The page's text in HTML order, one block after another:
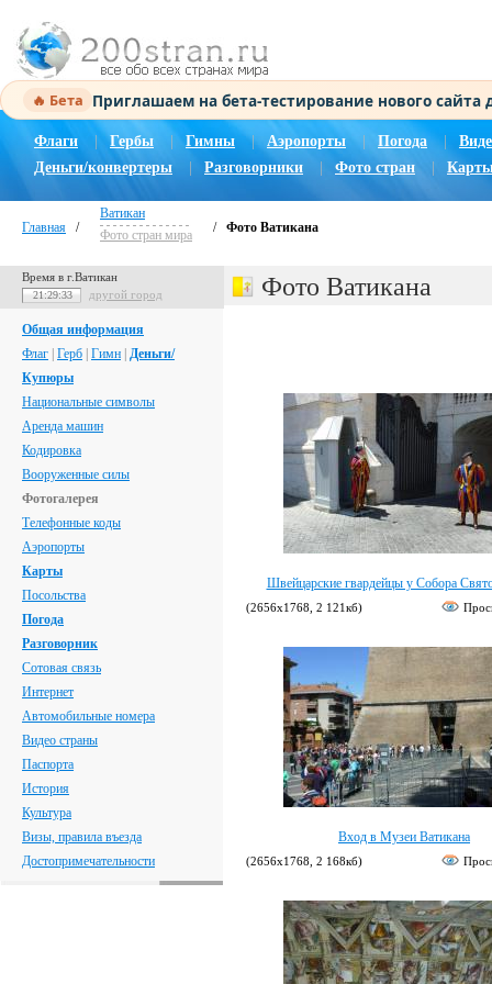
🔥 Бета Приглашаем на бета-тестирование нового
Флаги Гербы Гимны | Аэропорты Погода |
Деньги/конвертеры
Разговорники Фото стран
Главная /
Ватикан
Фото стран мира
/ Фото Ватикана
Время в г.Ватикан
21:29:34 другой город
Общая информация
Флаг Герб Гимн Деньги/
Купюры
Национальные символы
Аренда машин
Кодировка
Вооруженные силы
Фотогалерея
Телефонные коды
Аэропорты
Карты
Посольства
Погода
Разговорник
Сотовая связь
Интернет
Автомобильные номера
Видео страны
Паспорта
История
Культура
Визы, правила въезда
Достопримечательности
Фото Ватикана
Швейцарские гвардейцы у Собора
(2656х1768, 2 121кб)
Вход в Музеи Ватикана
(2656х1768, 2 168кб)